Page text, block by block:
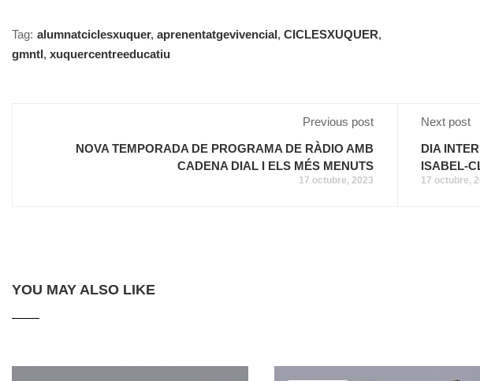
Tag: alumnatciclesxuquer, aprenentatgevivencial , CICLESXUQUER,
gmntl , xuquercentreeducatiu
Previous post
NOVA TEMPORADA DE PROGRAMA DE RÀDIO AMB
CADENA DIAL I ELS MÉS MENUTS
17 octubre, 2023
Next post
DIA
ISABEL-
17 octubre,
YOU MAY ALSO LIKE